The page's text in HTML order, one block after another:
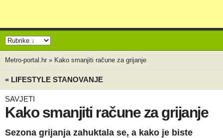
Metro-portal.hr » Kako smanjiti račune za grijanje
« LIFESTYLE STANOVANJE
SAVJETI
Kako smanjiti račune za grijanje
Sezona grijanja zahuktala se, a kako je biste